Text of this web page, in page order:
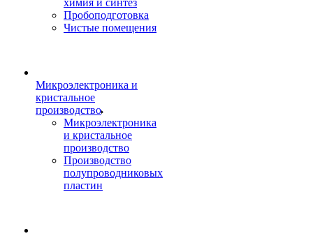
химия и синтез
Пробоподготовка
Чистые помещения
Микроэлектроника и
кристальное
производство
Микроэлектроника
и кристальное
производство
Производство
полупроводниковых
пластин